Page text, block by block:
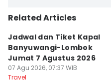
Related Articles
Jadwal dan Tiket Kapal
Banyuwangi-Lombok
Jumat 7 Agustus 2026
07 Agu 2026, 07:37 WIB
Travel